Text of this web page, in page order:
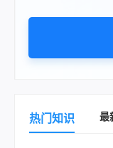
热门知识 最